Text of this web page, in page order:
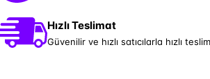
Hızlı Teslimat
Güvenilir ve hızlı satıcılarla hızlı teslim